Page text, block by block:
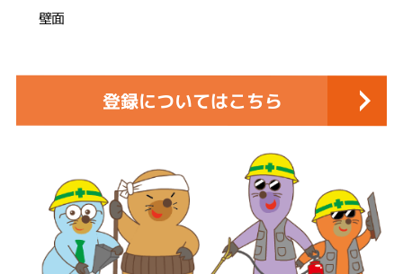
壁面
登録についてはこちら